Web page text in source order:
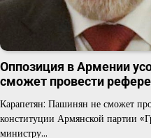
Оппозиция в Армении
сможет провести
Карапетян: Пашинян не сможет
конституции Армянской партии
министру…